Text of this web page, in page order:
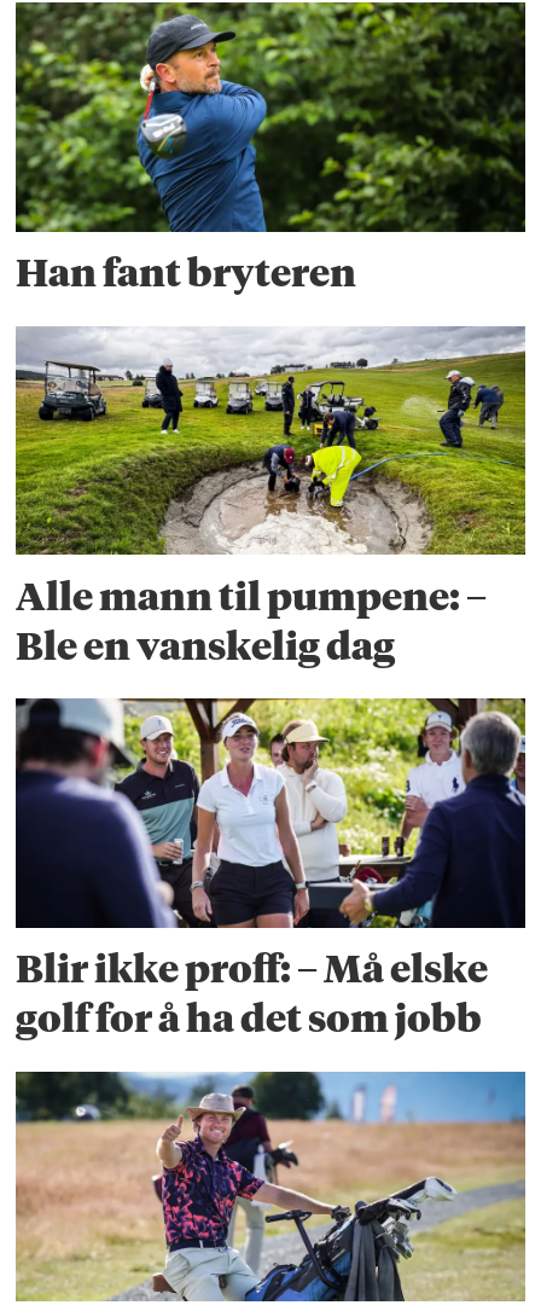
Han fant bryteren
Alle mann til pumpene: –
Ble en vanskelig dag
Blir ikke proff: – Må elske
golf for å ha det som jobb